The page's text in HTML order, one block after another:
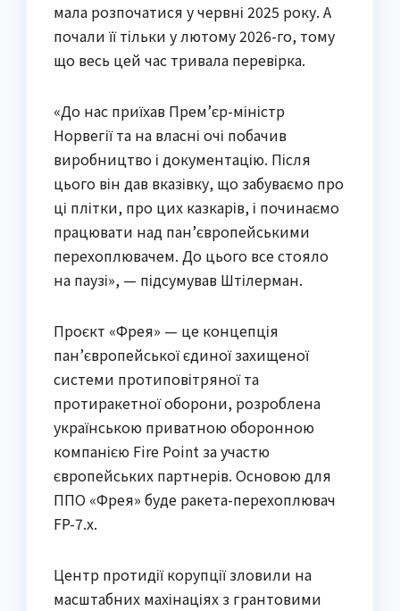
мала розпочатися у червні 2025 року. А
почали її тільки у лютому 2026-го, тому
що весь цей час тривала перевірка.
«До нас приїхав Прем’єр-міністр
Норвегії та на власні очі побачив
виробництво і документацію. Після
цього він дав вказівку, що забуваємо про
ці плітки, про цих казкарів, і починаємо
працювати над пан’європейськими
перехоплювачем. До цього все стояло
на паузі», — підсумував Штілерман.
Проєкт «Фрея» — це концепція
пан’європейської єдиної захищеної
системи протиповітряної та
протиракетної оборони, розроблена
українською приватною оборонною
компанією Fire Point за участю
європейських партнерів. Основою для
ППО «Фрея» буде ракета-перехоплювач
FP-7.х.
Центр протидії корупції зловили на
масштабних махінаціях з грантовими